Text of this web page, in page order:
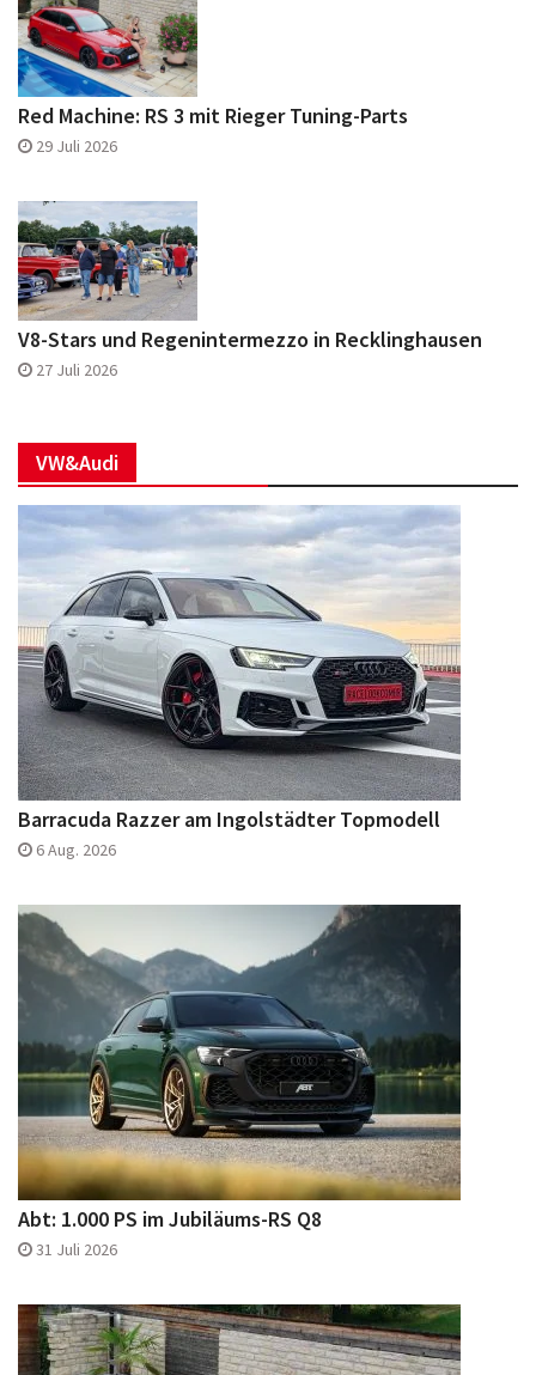
Red Machine: RS 3 mit Rieger Tuning-Parts
29 Juli 2026
V8-Stars und Regenintermezzo in Recklinghausen
27 Juli 2026
VW&Audi
Barracuda Razzer am Ingolstädter Topmodell
6 Aug. 2026
Abt: 1.000 PS im Jubiläums-RS Q8
31 Juli 2026